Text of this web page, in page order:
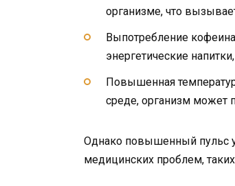
организме, что
Выпотребление
энергетические
Повышенная
среде, организм может
Однако повышенный пульс
медицинских проблем,